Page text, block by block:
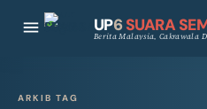
UP6 SUARA
Berita Malaysia, Cakrawala
ARKIB TAG